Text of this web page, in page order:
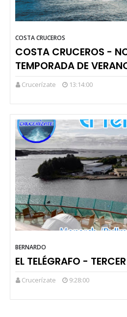
COSTA CRUCEROS
COSTA CRUCEROS -
TEMPORADA DE
Crucerízate 13:14:00
BERNARDO
EL TELÉGRAFO -
Crucerízate 9:28:00